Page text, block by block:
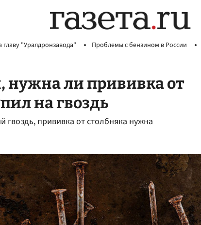
"Уралдронзавода" Проблемы с бензином в России
нужна ли прививка от
на гвоздь
гвоздь, прививка от столбняка нужна